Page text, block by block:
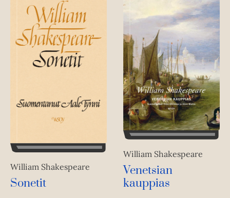
William Shakespeare
Sonetit
William Shakespeare
Venetsian
kauppias